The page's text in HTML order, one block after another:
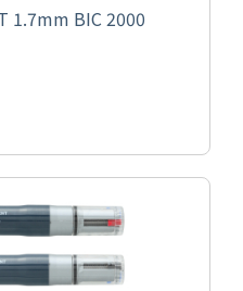
1.7mm BIC 2000